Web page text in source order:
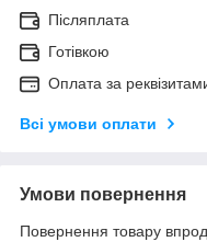
Післяплата
Готівкою
Оплата за
Всі умови оплати
Умови повернення
Повернення товару